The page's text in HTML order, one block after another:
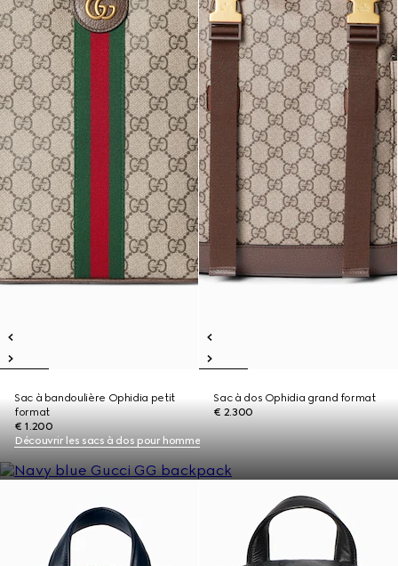
Sac à bandoulière Ophidia petit
format
€ 1.200
Sac à dos Ophidia grand format
€ 2.300
Découvrir les sacs à dos pour homme